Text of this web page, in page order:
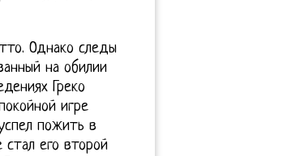
Однако следы
на обилии
Греко
игре
пожить в
его второй